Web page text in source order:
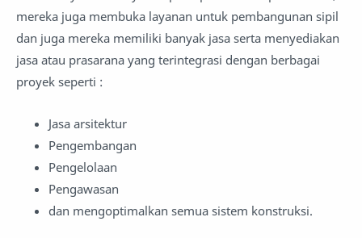
mereka juga membuka layanan untuk pembangunan sipil
dan juga mereka memiliki banyak jasa serta menyediakan
jasa atau prasarana yang terintegrasi dengan berbagai
proyek seperti :
Jasa arsitektur
Pengembangan
Pengelolaan
Pengawasan
dan mengoptimalkan semua sistem konstruksi.